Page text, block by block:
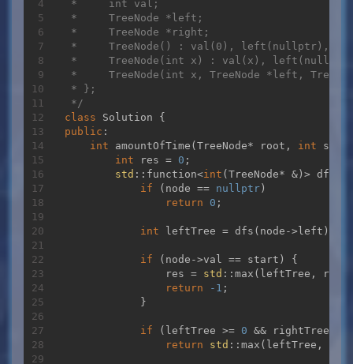
*     int val;
*     TreeNode *left;
*     TreeNode *right;
*     TreeNode() : val(0), left(nullptr),
*     TreeNode(int x) : val(x),
*     TreeNode(int x, TreeNode *left,
* };
*/
class
Solution {
public :
int
amountOfTime (TreeNode* root, int
int res = 0 ;
std ::function<int (TreeNode* &)> dfs
if (node == nullptr)
return
0 ;
int leftTree = dfs(node->left),
if (node->val == start) {
                res =
std ::max(leftTree,
return
-1 ;
            }
if (leftTree >= 0 && rightTree
return
std ::max(leftTree,